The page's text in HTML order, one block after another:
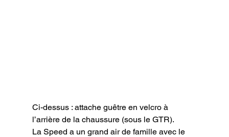
Ci-dessus : attache guêtre en velcro à
l’arrière de la chaussure (sous le GTR).
La Speed a un grand air de famille avec le